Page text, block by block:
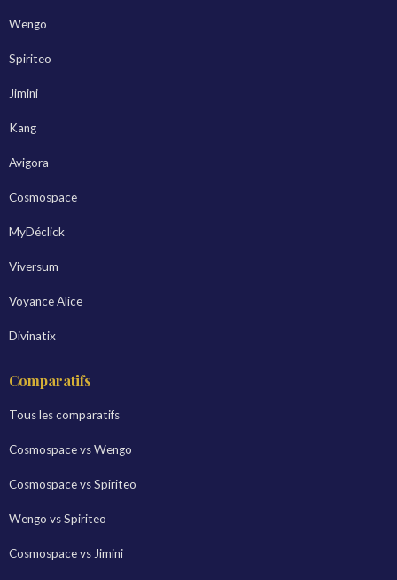
Wengo
Spiriteo
Jimini
Kang
Avigora
Cosmospace
MyDéclick
Viversum
Voyance Alice
Divinatix
Comparatifs
Tous les comparatifs
Cosmospace vs Wengo
Cosmospace vs Spiriteo
Wengo vs Spiriteo
Cosmospace vs Jimini